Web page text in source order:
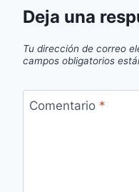
Deja una
Tu dirección de correo
campos obligatorios
Comentario *